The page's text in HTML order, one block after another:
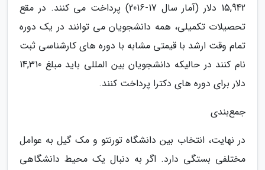
15,942 دلار (آمار سال 17-2016) پرداخت می کنند. در مقع
تحصیلات تکمیلی، همه دانشجویان می توانند در یک دوره
تمام وقت ارشد با قیمتی مشابه با دوره های کارشناسی ثبت
نام کنند در حالیکه دانشجویان بین المللی باید مبلغ 14,310
دلار برای دوره های دکترا پرداخت کنند.
جمع‌بندی
در نهایت، انتخاب بین دانشگاه تورنتو و مک گیل به عوامل
مختلفی بستگی دارد. اگر به دنبال یک محیط دانشگاهی